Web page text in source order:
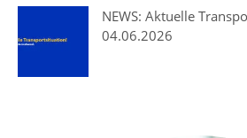
NEWS: Aktuelle
04.06.2026